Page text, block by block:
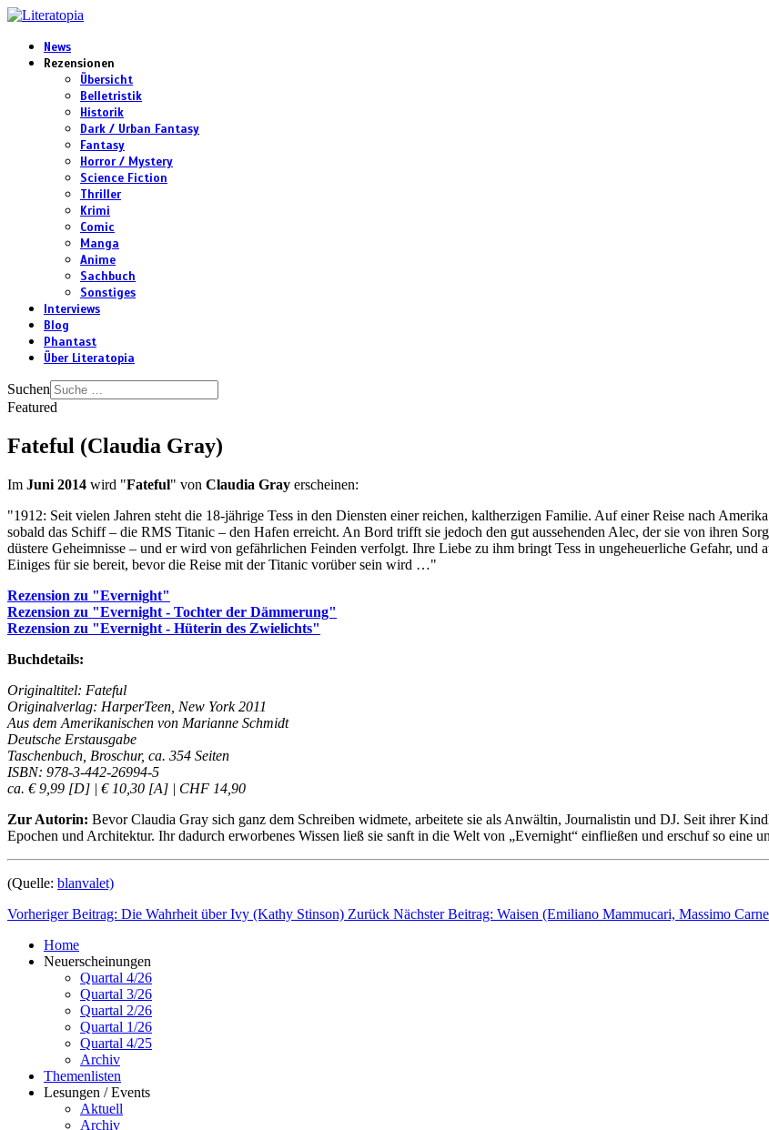
News
Rezensionen
Übersicht
Belletristik
Historik
Dark / Urban Fantasy
Fantasy
Horror / Mystery
Science Fiction
Thriller
Krimi
Comic
Manga
Anime
Sachbuch
Sonstiges
Interviews
Blog
Phantast
Über Literatopia
Suchen
Featured
Fateful (Claudia Gray)
Im Juni 2014 wird "Fateful" von Claudia Gray erscheinen:
"1912: Seit vielen Jahren steht die 18-jährige Tess in den Diensten einer reichen, kaltherzigen Familie. Auf einer Reise nach
sobald das Schiff – die RMS Titanic – den Hafen erreicht. An Bord trifft sie jedoch den gut aussehenden Alec, der sie von ihren
düstere Geheimnisse – und er wird von gefährlichen Feinden verfolgt. Ihre Liebe zu ihm bringt Tess in ungeheuerliche Gefahr, und
Einiges für sie bereit, bevor die Reise mit der Titanic vorüber sein wird …"
Rezension zu "Evernight"
Rezension zu "Evernight - Tochter der Dämmerung"
Rezension zu "Evernight - Hüterin des Zwielichts"
Buchdetails:
Originaltitel: Fateful
Originalverlag: HarperTeen, New York 2011
Aus dem Amerikanischen von Marianne Schmidt
Deutsche Erstausgabe
Taschenbuch, Broschur, ca. 354 Seiten
ISBN: 978-3-442-26994-5
ca. € 9,99 [D] | € 10,30 [A] | CHF 14,90
Zur Autorin: Bevor Claudia Gray sich ganz dem Schreiben widmete, arbeitete sie als Anwältin, Journalistin und DJ. Seit ihrer
Epochen und Architektur. Ihr dadurch erworbenes Wissen ließ sie sanft in die Welt von „Evernight“ einfließen und erschuf so eine
(Quelle: blanvalet)
Vorheriger Beitrag: Die Wahrheit über Ivy (Kathy Stinson) Zurück Nächster Beitrag: Waisen (Emiliano Mammucari, Massimo
Home
Neuerscheinungen
Quartal 4/26
Quartal 3/26
Quartal 2/26
Quartal 1/26
Quartal 4/25
Archiv
Themenlisten
Lesungen / Events
Aktuell
Archiv